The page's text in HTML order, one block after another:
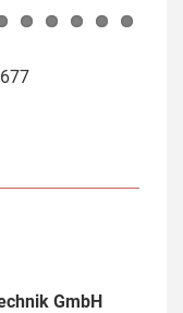
GmbH